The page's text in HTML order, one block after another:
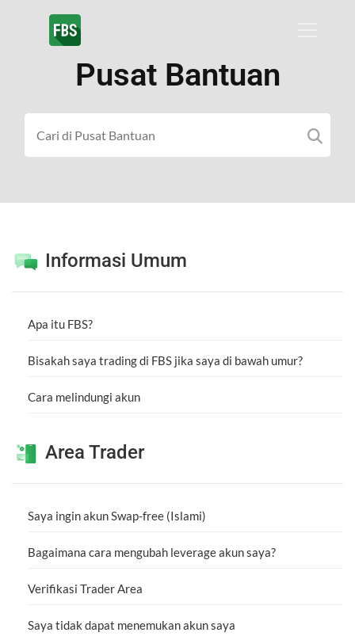
Pusat Bantuan
Informasi Umum
Apa itu FBS?
Bisakah saya trading di FBS jika saya di bawah umur?
Cara melindungi akun
Area Trader
Saya ingin akun Swap-free (Islami)
Bagaimana cara mengubah leverage akun saya?
Verifikasi Trader Area
Saya tidak dapat menemukan akun saya